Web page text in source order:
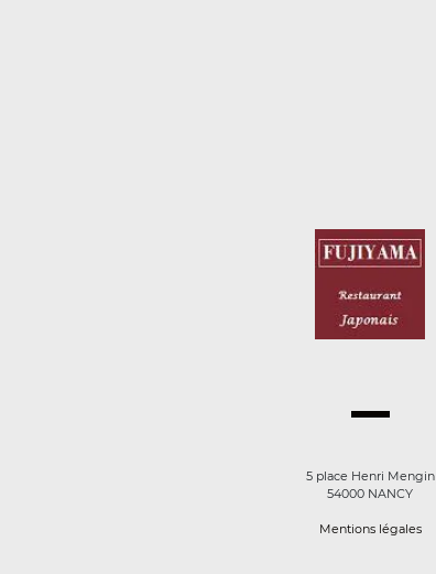
5 place Henri Mengin
54000 NANCY
Mentions légales